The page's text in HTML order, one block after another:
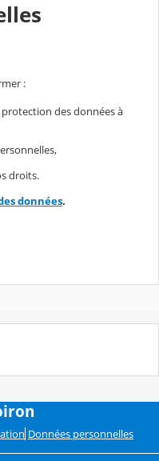
:
des données à
droits.
données.
Données personnelles